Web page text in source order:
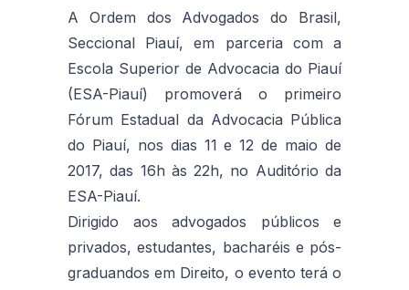
A Ordem dos Advogados do Brasil,
Seccional Piauí, em parceria com a
Escola Superior de Advocacia do Piauí
(ESA-Piauí) promoverá o primeiro
Fórum Estadual da Advocacia Pública
do Piauí, nos dias 11 e 12 de maio de
2017, das 16h às 22h, no Auditório da
ESA-Piauí.
Dirigido aos advogados públicos e
privados, estudantes, bacharéis e pós-
graduandos em Direito, o evento terá o